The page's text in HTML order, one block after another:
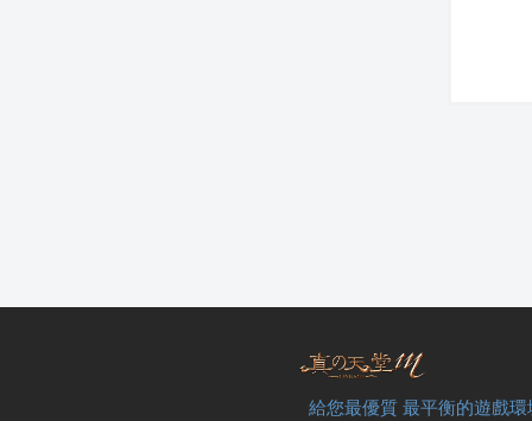
給您最優質 最平衡的遊戲